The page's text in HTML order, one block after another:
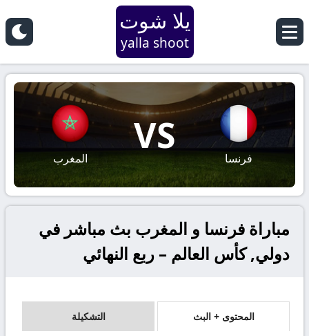
يلا شوت
yalla shoot
فرنسا
VS
المغرب
مباراة فرنسا و المغرب بث مباشر في
دولي, كأس العالم – ربع النهائي
المحتوى + البث التشكيلة